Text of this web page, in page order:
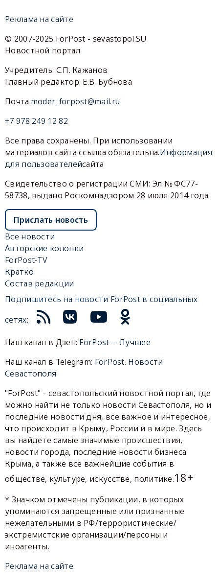
Реклама на сайте
© 2007-2025 ForPost - sevastopol.SU
Новостной портал
Учредитель: С.П. Кажанов
Главный редактор: Е.В. Бубнова
Почта:moder_forpost@mail.ru
+7 978 249 12 82
Все права сохранены. При использовании
материалов сайта ссылка обязательна.Информация
для пользователейсайта
Свидетельство о регистрации СМИ: Эл № ФС77-
58738, выдано Роскомнадзором 28 июля 2014 года
Прислать новость
Все новости
Авторские колонки
ForPost-TV
Кратко
Состав редакции
Подпишитесь на новости ForPost в социальных
сетях:
Наш канал в Дзен: ForPost— Лучшее
Наш канал в Telegram: ForPost. Новости
Севастополя
"ForPost" - севастопольский новостной портал, где
можно найти не только новости Севастополя, но и
последние новости дня, все важное и интересное,
что происходит в Крыму, России и в мире. Здесь
вы найдете самые значимые происшествия,
новости города, последние новости бизнеса
Крыма, а также все важнейшие события в
обществе, культуре, искусстве, политике.18+
* Значком отмечены публикации, в которых
упоминаются запрещенные или признанные
нежелательными в РФ/террористические/
экстремистские организации/персоны и
иноагенты.
Реклама на сайте: